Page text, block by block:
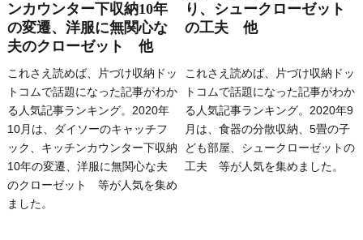
ンカウンター下収納10年
の変遷、洋服に無関心な
夫のクローゼット 他
これさえ読めば、片づけ収納ドッ
トコムで話題になった記事がわか
る人気記事ランキング。2020年
10月は、ダイソーのキャッチフ
ック、キッチンカウンター下収納
10年の変遷、洋服に無関心な夫
のクローゼット 等が人気を集め
ました。
り、シュークローゼット
の工夫 他
これさえ読めば、片づけ収納ドッ
トコムで話題になった記事がわか
る人気記事ランキング。2020年9
月は、食器の分散収納、5畳の子
ども部屋、シュークローゼットの
工夫 等が人気を集めました。